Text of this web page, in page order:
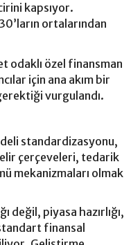
kapsıyor.
ortalarından
odaklı özel finansman
için ana akım bir
vurgulandı.
standardizasyonu,
çerçeveleri, tedarik
mekanizmaları olmak
değil, piyasa hazırlığı,
finansal